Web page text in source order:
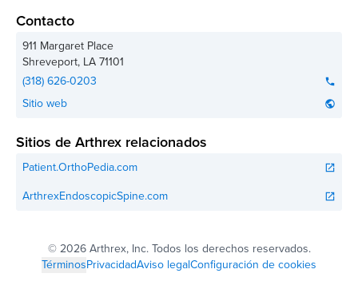
Contacto
911 Margaret Place
Shreveport, LA71101
(318) 626-0203
phone
Sitio web public
Sitios de Arthrex relacionados
Patient.OrthoPedia.com open_in_new
ArthrexEndoscopicSpine.com open_in_new
© 2026 Arthrex, Inc. Todos los derechos reservados.
TérminosPrivacidadAviso legalConfiguración de cookies